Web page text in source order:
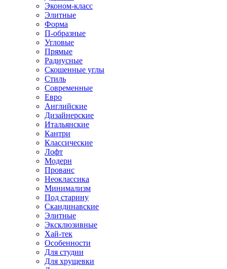
Эконом-класс
Элитные
Форма
П-образные
Угловые
Прямые
Радиусные
Скошенные углы
Стиль
Современные
Евро
Английские
Дизайнерские
Итальянские
Кантри
Классические
Лофт
Модерн
Прованс
Неоклассика
Минимализм
Под старину
Скандинавские
Элитные
Эксклюзивные
Хай-тек
Особенности
Для студии
Для хрущевки